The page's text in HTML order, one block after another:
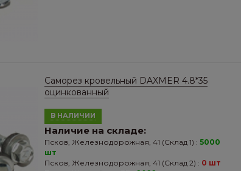
Саморез кровельный DAXMER 4.8*35
оцинкованный
В НАЛИЧИИ
Наличие на складе:
Псков, Железнодорожная, 41 (Склад 1) : 5000
шт
Псков, Железнодорожная, 41 (Склад 2) : 0 шт